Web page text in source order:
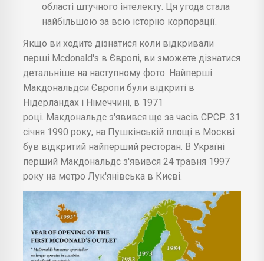
області штучного інтелекту. Ця угода стала
найбільшою за всю історію корпорації.
Якщо ви ходите дізнатися коли відкривали
перші Mcdonald's в Європі, ви зможете дізнатися
детальніше на наступному фото. Найперші
Макдональдси Європи були відкриті в
Нідерландах і Німеччині, в 1971
році. Макдональдс з'явився ще за часів СРСР. 31
січня 1990 року, на Пушкінській площі в Москві
був відкритий найперший ресторан. В Україні
перший Макдональдс з'явився 24 травня 1997
року на метро Лук'янівська в Києві.